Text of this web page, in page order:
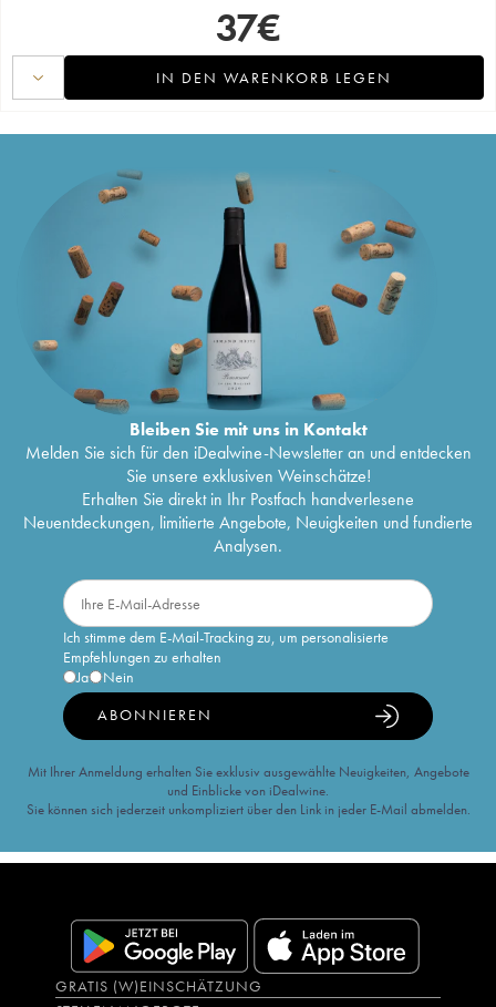
37€
IN DEN WARENKORB LEGEN
Bleiben Sie mit uns in Kontakt
Melden Sie sich für den iDealwine-Newsletter an und entdecken
Sie unsere exklusiven Weinschätze!
Erhalten Sie direkt in Ihr Postfach handverlesene
Neuentdeckungen, limitierte Angebote, Neuigkeiten und fundierte
Analysen.
Ich stimme dem E-Mail-Tracking zu, um personalisierte
Empfehlungen zu erhalten
Ja
Nein
ABONNIEREN
Mit Ihrer Anmeldung erhalten Sie exklusiv ausgewählte Neuigkeiten, Angebote
und Einblicke von iDealwine.
Sie können sich jederzeit unkompliziert über den Link in jeder E-Mail abmelden.
GRATIS (W)EINSCHÄTZUNG